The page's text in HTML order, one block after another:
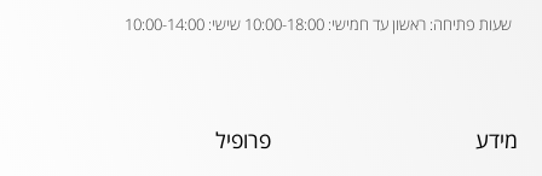
שעות פתיחה: ראשון עד חמישי: 10:00-18:00 שישי: 10:00-14:00
מידע פרופיל